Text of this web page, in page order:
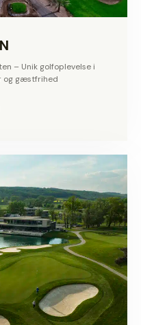
– Unik golfoplevelse i
og gæstfrihed